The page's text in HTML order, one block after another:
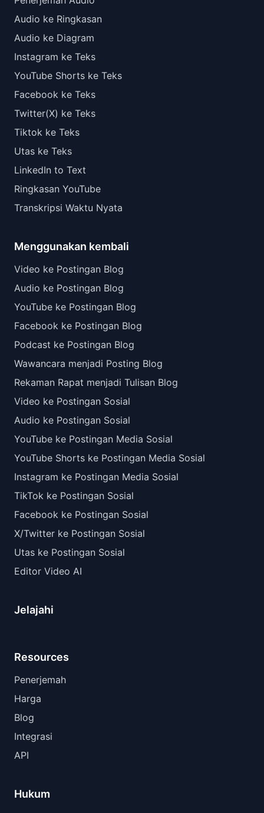
Audio ke Ringkasan
Audio ke Diagram
Instagram ke Teks
YouTube Shorts ke Teks
Facebook ke Teks
Twitter(X) ke Teks
Tiktok ke Teks
Utas ke Teks
LinkedIn to Text
Ringkasan YouTube
Transkripsi Waktu Nyata
Menggunakan kembali
Video ke Postingan Blog
Audio ke Postingan Blog
YouTube ke Postingan Blog
Facebook ke Postingan Blog
Podcast ke Postingan Blog
Wawancara menjadi Posting Blog
Rekaman Rapat menjadi Tulisan Blog
Video ke Postingan Sosial
Audio ke Postingan Sosial
YouTube ke Postingan Media Sosial
YouTube Shorts ke Postingan Media Sosial
Instagram ke Postingan Media Sosial
TikTok ke Postingan Sosial
Facebook ke Postingan Sosial
X/Twitter ke Postingan Sosial
Utas ke Postingan Sosial
Editor Video AI
Jelajahi
Resources
Penerjemah
Harga
Blog
Integrasi
API
Hukum